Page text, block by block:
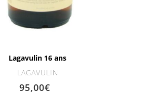
Lagavulin 16 ans
LAGAVULIN
95,00€